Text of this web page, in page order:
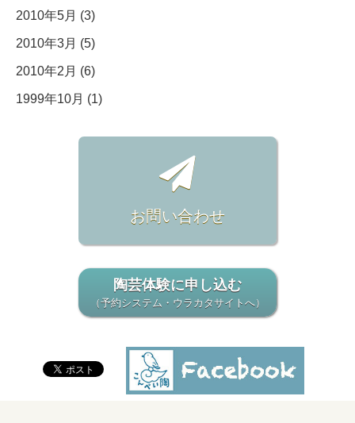
2010年5月 (3)
2010年3月 (5)
2010年2月 (6)
1999年10月 (1)
お問い合わせ
陶芸体験に申し込む
（予約システム・ウラカタサイトへ）